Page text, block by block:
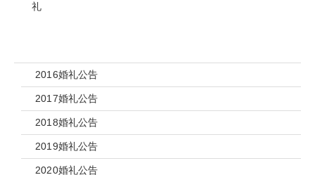
礼
2016婚礼公告
2017婚礼公告
2018婚礼公告
2019婚礼公告
2020婚礼公告